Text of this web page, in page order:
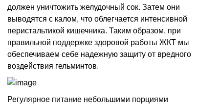
должен уничтожить желудочный сок. Затем они
выводятся с калом, что облегчается интенсивной
перистальтикой кишечника. Таким образом, при
правильной поддержке здоровой работы ЖКТ мы
обеспечиваем себе надежную защиту от вредного
воздействия гельминтов.
Регулярное питание небольшими порциями